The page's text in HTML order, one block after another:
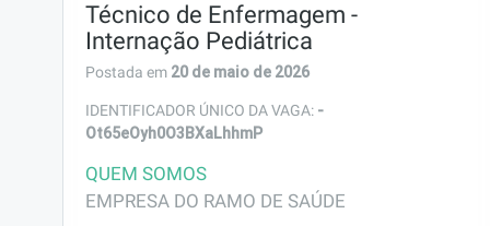
Técnico de Enfermagem -
Internação Pediátrica
Postada em 20 de maio de 2026
IDENTIFICADOR ÚNICO DA VAGA: -
Ot65eOyh0O3BXaLhhmP
QUEM SOMOS
EMPRESA DO RAMO DE SAÚDE